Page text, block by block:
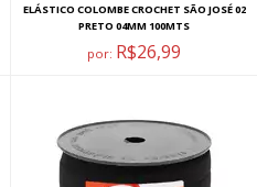
ELÁSTICO COLOMBE CROCHET SÃO JOSÉ 02
PRETO 04MM 100MTS
por: R$26,99